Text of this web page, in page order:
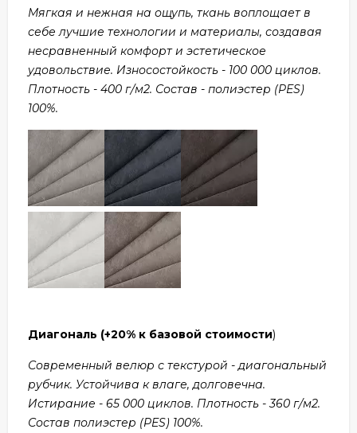
Мягкая и нежная на ощупь, ткань воплощает в
себе лучшие технологии и материалы, создавая
несравненный комфорт и эстетическое
удовольствие. Износостойкость - 100 000 циклов.
Плотность - 400 г/м2. Состав - полиэстер (PES)
100%.
Диагональ (+20% к базовой стоимости)
Современный велюр с текстурой - диагональный
рубчик. Устойчива к влаге, долговечна.
Истирание - 65 000 циклов. Плотность - 360 г/м2.
Состав полиэстер (PES) 100%.